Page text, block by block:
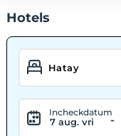
Hotels
Incheckdatum
7 aug. vri -